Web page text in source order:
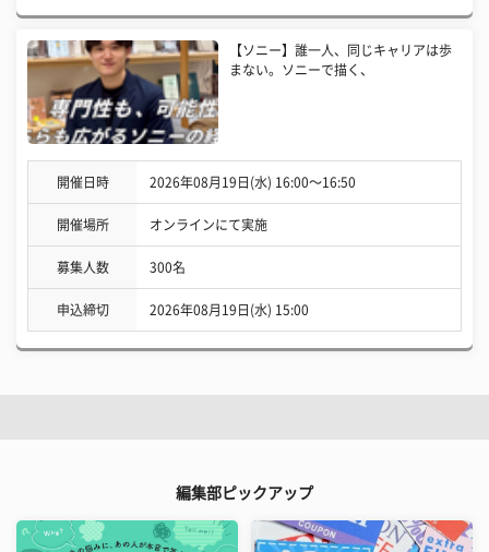
【ソニー】誰一人、同じキャリアは歩
まない。ソニーで描く、
開催日時 2026年08月19日(水) 16:00〜16:50
開催場所 オンラインにて実施
募集人数 300名
申込締切 2026年08月19日(水) 15:00
編集部ピックアップ